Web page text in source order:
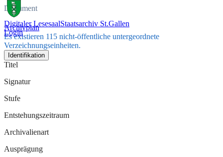
Digitaler LesesaalStaatsarchiv St.Gallen
Login
Dokument
Archivplan
Es existieren 115 nicht-öffentliche untergeordnete
Verzeichnungseinheiten.
Identifikation
Titel
Signatur
Stufe
Entstehungszeitraum
Archivalienart
Ausprägung